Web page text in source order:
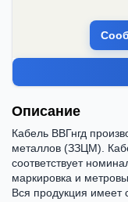
Описание
Кабель ВВГнгд
металлов (ЗЗЦМ).
соответствует
маркировка и
Вся продукция имеет